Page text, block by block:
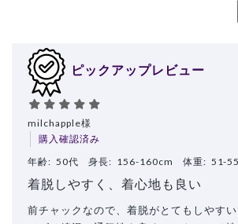
ピックアップレビュー
milchapple様
購入確認済み
年齢: 50代 身長: 156-160cm 体重: 51-
着脱しやすく、着心地も良い
前チャックなので、着脱がとてもしやすい